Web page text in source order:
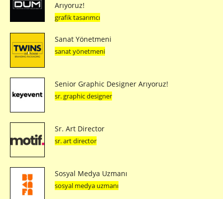
Arıyoruz!
grafik tasarımcı
Sanat Yönetmeni
sanat yönetmeni
Senior Graphic Designer Arıyoruz!
sr. graphic designer
Sr. Art Director
sr. art director
Sosyal Medya Uzmanı
sosyal medya uzmanı